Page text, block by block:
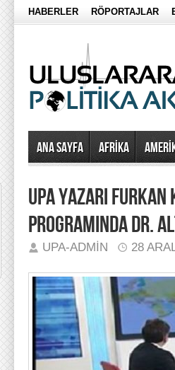
HABERLER RÖPORTAJLAR
Ana Sayfa AFRİKA
UPA YAZARI
PROGRAMINDA DR.
UPA-ADMIN 28